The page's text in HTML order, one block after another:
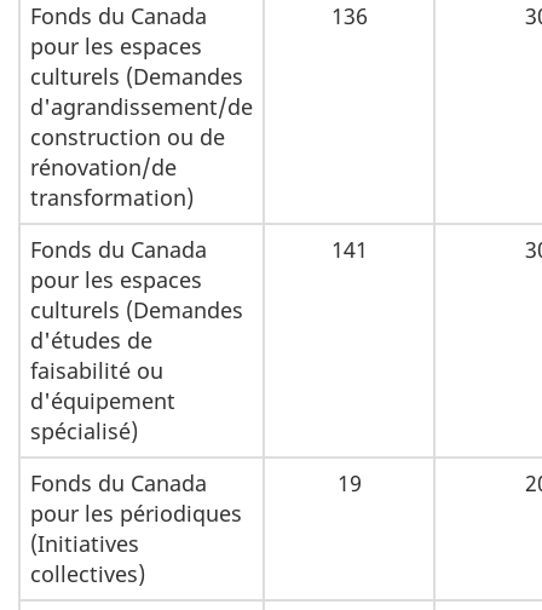
Fonds du Canada
pour les espaces
culturels (Demandes
d'agrandissement/de
construction ou de
rénovation/de
transformation)
136
Fonds du Canada
pour les espaces
culturels (Demandes
d'études de
faisabilité ou
d'équipement
spécialisé)
141
Fonds du Canada
pour les périodiques
(Initiatives
collectives)
19